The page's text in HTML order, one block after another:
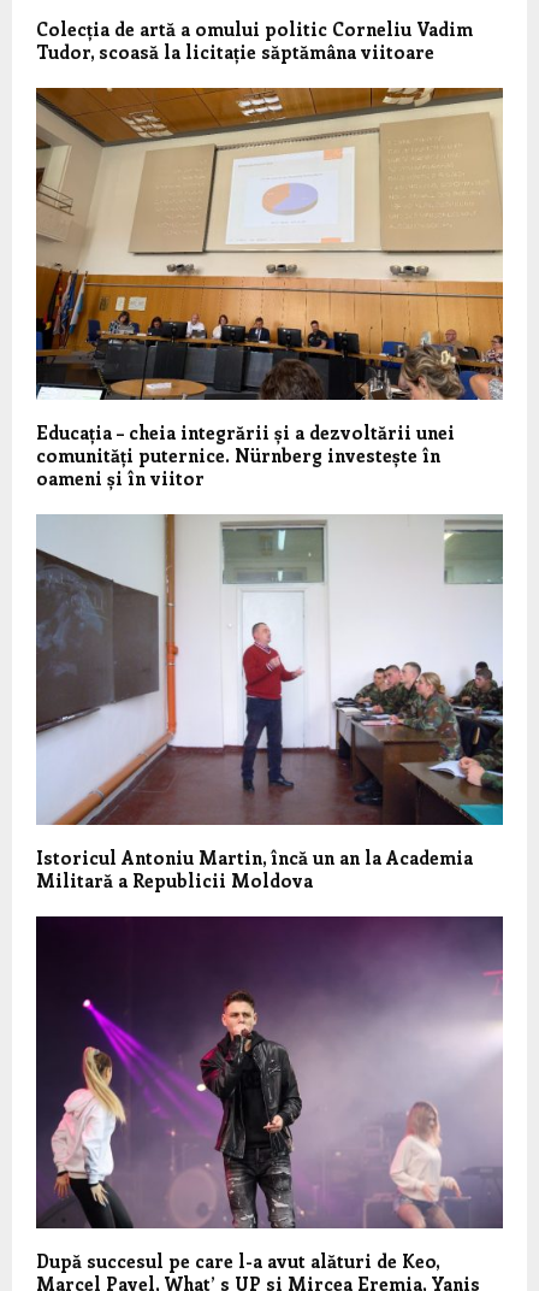
Colecția de artă a omului politic Corneliu Vadim
Tudor, scoasă la licitație săptămâna viitoare
Educația – cheia integrării și a dezvoltării unei
comunități puternice. Nürnberg investește în
oameni și în viitor
Istoricul Antoniu Martin, încă un an la Academia
Militară a Republicii Moldova
După succesul pe care l-a avut alături de Keo,
Marcel Pavel, What’ s UP si Mircea Eremia, Yanis